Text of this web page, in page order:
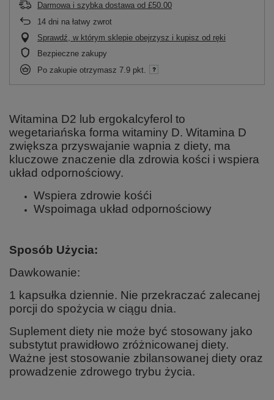
Darmowa i szybka dostawa od £50.00
14 dni na łatwy zwrot
Sprawdź, w którym sklepie obejrzysz i kupisz od ręki
Bezpieczne zakupy
Po zakupie otrzymasz 7.9 pkt.
Witamina D2 lub ergokalcyferol to
wegetariańska forma witaminy D. Witamina D
zwiększa przyswajanie wapnia z diety, ma
kluczowe znaczenie dla zdrowia kości i wspiera
układ odpornościowy.
Wspiera zdrowie kośći
Wspoimaga układ odpornościowy
Sposób Użycia:
Dawkowanie:
1 kapsułka dziennie. Nie przekraczać zalecanej
porcji do spożycia w ciągu dnia.
Suplement diety nie może być stosowany jako
substytut prawidłowo zróżnicowanej diety.
Ważne jest stosowanie zbilansowanej diety oraz
prowadzenie zdrowego trybu życia.